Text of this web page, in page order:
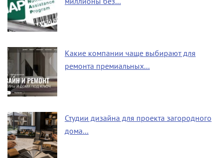
Какие компании чаще выбирают для
ремонта премиальных…
Студии дизайна для проекта загородного
дома…